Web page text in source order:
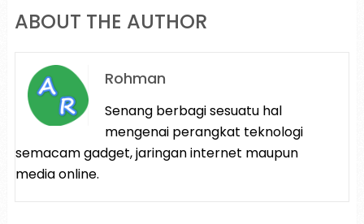
ABOUT THE AUTHOR
Rohman
Senang berbagi sesuatu hal
mengenai perangkat teknologi
semacam gadget, jaringan internet maupun
media online.